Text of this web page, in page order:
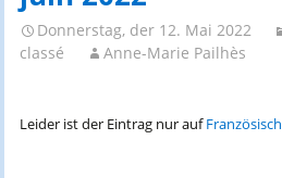
Donnerstag, der 12. Mai 2022
classé
Anne-Marie Pailhès
Leider ist der Eintrag nur aufFranzösisch